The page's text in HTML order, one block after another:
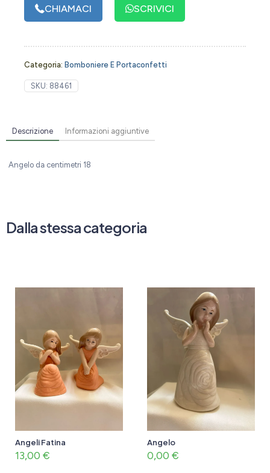
CHIAMACI SCRIVICI
Categoria: Bomboniere E Portaconfetti
SKU: 88461
Descrizione Informazioni aggiuntive
Angelo da centimetri 18
Dalla stessa categoria
Angeli Fatina
13,00 €
Angelo
0,00 €